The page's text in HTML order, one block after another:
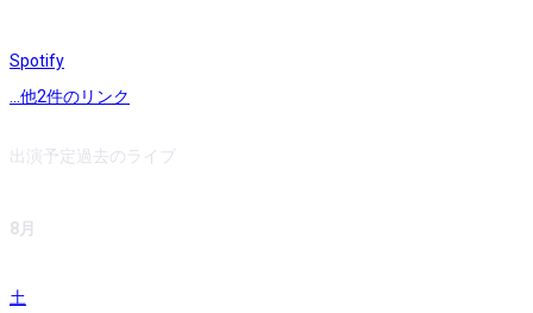
Spotify
...他2件のリンク
出演予定 過去のライブ
8月
土